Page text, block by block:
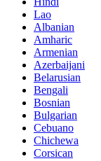
Lao
Albanian
Amharic
Armenian
Azerbaijani
Belarusian
Bengali
Bosnian
Bulgarian
Cebuano
Chichewa
Corsican